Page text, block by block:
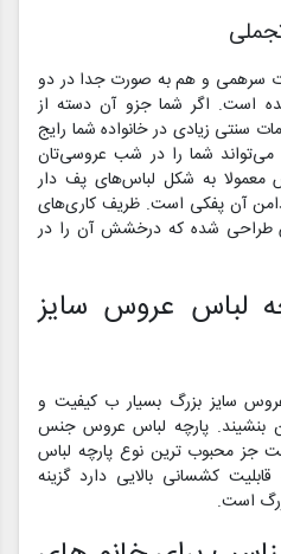
سرهمی و هم به صورت جدا در دو
است. اگر شما جزو آن دسته از
سنتی زیادی در خانواده شما رایج
شما را در شب عروسی‌تان
معمولا به شکل لباس‌های پف دار
آن پفکی است. ظریف کاری‌های
طراحی شده که درخشش آن را در
لباس عروس سایز
سایز بزرگ بسیار ب کیفیت و
بنشیند. پارچه لباس عروس جنس
جز محبوب ترین نوع پارچه لباس
کشسانی بالایی دارد گزینه
است.